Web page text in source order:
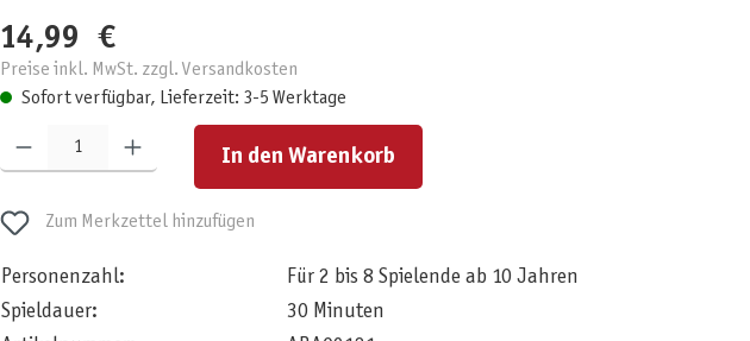
14,99 €
Preise inkl. MwSt. zzgl. Versandkosten
Sofort verfügbar, Lieferzeit: 3-5 Werktage
Produkt Anzahl: Gib den gewünschten Wert ein oder benutze die Schaltflächen um die Anzahl zu erhöhen oder zu reduzieren.
In den Warenkorb
Zum Merkzettel hinzufügen
Personenzahl:
Für 2 bis 8 Spielende ab 10 Jahren
Spieldauer:
30 Minuten